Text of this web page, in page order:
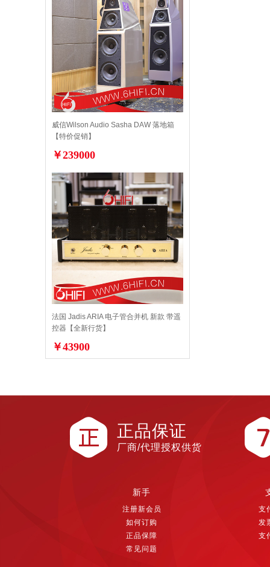
威信Wilson Audio Sasha DAW 落地箱
【特价促销】
￥239000
法国 Jadis ARIA 电子管合并机 新款 带遥
控器【全新行货】
￥43900
正品保证
厂商/代理授权供货
新手
注册新会员
如何订购
正品保障
常见问题
支
发
支